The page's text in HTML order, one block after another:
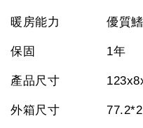
暖房能力 優質
保固 1年
產品尺寸
外箱尺寸